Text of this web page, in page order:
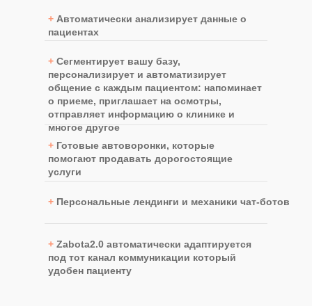
+ Автоматически анализирует данные о
пациентах
+ Сегментирует вашу базу,
персонализирует и автоматизирует
общение с каждым пациентом: напоминает
о приеме, приглашает на осмотры,
отправляет информацию о клинике и
многое другое
+ Готовые автоворонки, которые
помогают продавать дорогостоящие
услуги
+ Персональные лендинги и механики чат-ботов
+ Zabota2.0 автоматически адаптируется
под тот канал коммуникации который
удобен пациенту